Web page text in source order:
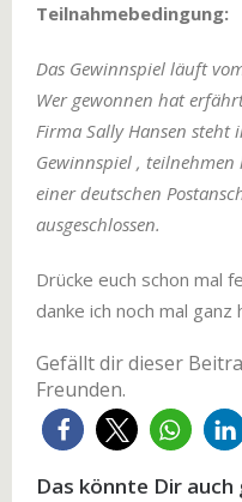
Teilnahmebedingung:
Das Gewinnspiel läuft
Wer gewonnen hat
Firma Sally Hansen steht
Gewinnspiel ,
einer deutschen
ausgeschlossen.
Drücke euch schon mal
danke ich noch mal
Gefällt dir dieser
Freunden.
Das könnte Dir auch